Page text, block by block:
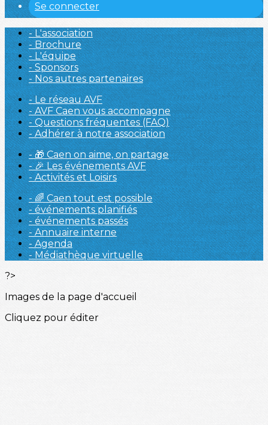
Se connecter
- L'association
- Brochure
- L'équipe
- Sponsors
- Nos autres partenaires
- Le réseau AVF
- AVF Caen vous accompagne
- Questions fréquentes (FAQ)
- Adhérer à notre association
- 🎁 Caen on aime, on partage
- 🎉 Les événements AVF
- Activités et Loisirs
- 🌈 Caen tout est possible
- événements planifiés
- événements passés
- Annuaire interne
- Agenda
- Médiathèque virtuelle
?>
Images de la page d'accueil
Cliquez pour éditer